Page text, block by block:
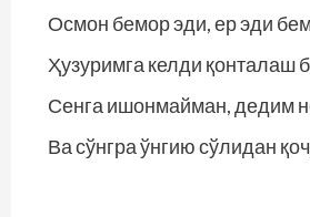
Осмон бемор эди, ер эди
Ҳузуримга келди қонталаш
Сенга ишонмайман, дедим
Ва сўнгра ўнгию сўлидан